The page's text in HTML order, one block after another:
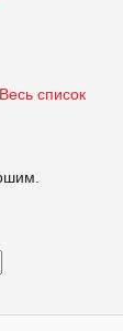
Весь список